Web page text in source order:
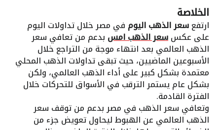
الخلاصة
ارتفعسعر الذهب اليوم في مصر خلال تداولات اليوم
على عكسسعر الذهب امس بدعم من تعافي سعر
الذهب العالمي بعد انتهاء موجة من التراجع خلال
الأسبوعين الماضيين، حيث تبقى تداولات الذهب المحلي
معتمدة بشكل كبير على أداء الذهب العالمي، ولكن
بشكل عام يستمر الترقب في الأسواق للتحركات خلال
الفترة القادمة.
وتعافي سعر الذهب في مصر بدعم من توقف سعر
الذهب العالمي عن الهبوط ليحاول تعويض جزء من